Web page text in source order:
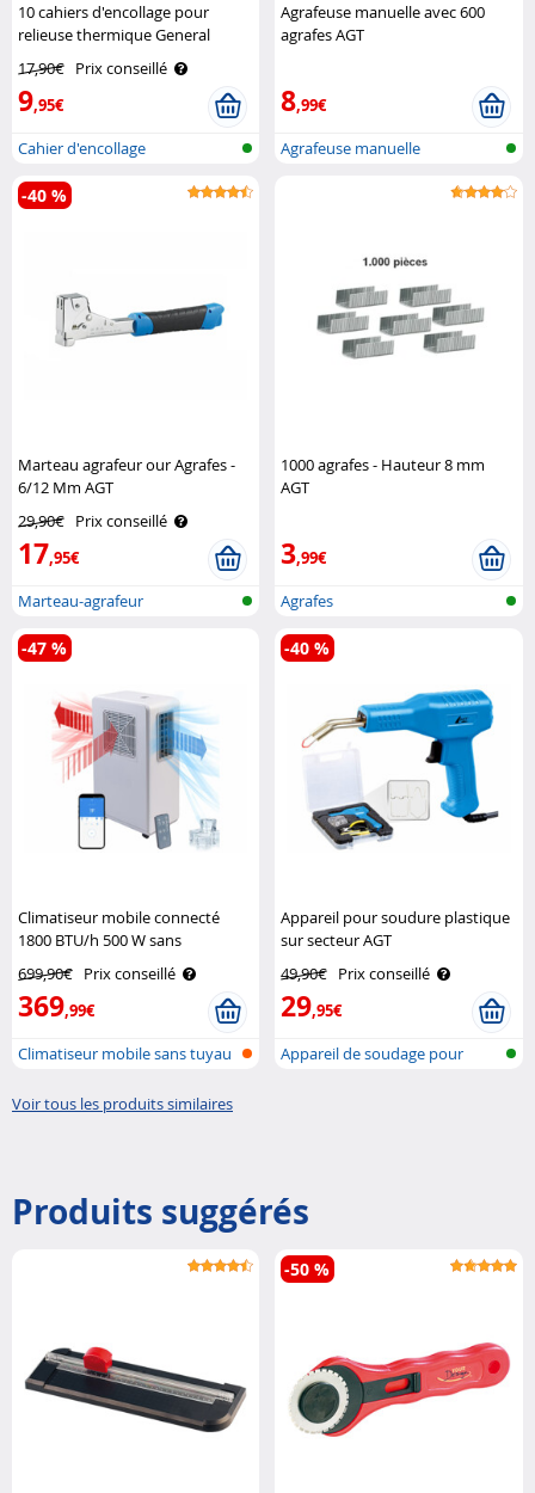
10 cahiers d'encollage pour
relieuse thermique General
17,90€ Prix conseillé
9,95€
Cahier d'encollage
Agrafeuse manuelle avec 600
agrafes AGT
8,99€
Agrafeuse manuelle
Marteau agrafeur our Agrafes -
6/12 Mm AGT
29,90€ Prix conseillé
17,95€
-40 %
Marteau-agrafeur
1000 agrafes - Hauteur 8 mm
AGT
3,99€
Agrafes
Climatiseur mobile connecté
1800 BTU/h 500 W sans
évacuation ACS-5.app Sichler
Haushaltsgeräte
699,90€ Prix conseillé
369,99€
-47 %
Climatiseur mobile sans tuyau
Appareil pour soudure plastique
sur secteur AGT
49,90€ Prix conseillé
29,95€
-40 %
Appareil de soudage pour
Voir tous les produits similaires
Produits suggérés
-50 %